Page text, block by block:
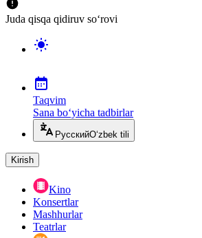
Juda qisqa qidiruv so‘rovi
Taqvim
Sana bo‘yicha tadbirlar
РусскийO‘zbek tili
Kirish
Kino
Konsertlar
Mashhurlar
Teatrlar